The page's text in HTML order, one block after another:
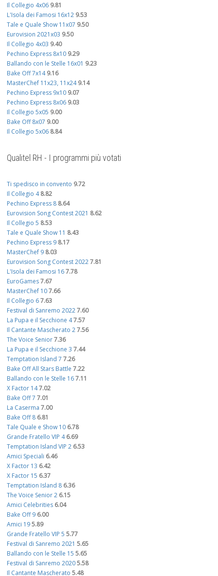
Il Collegio 4x06 9.81
L'Isola dei Famosi 16x12 9.53
Tale e Quale Show 11x07 9.50
Eurovision 2021x03 9.50
Il Collegio 4x03 9.40
Pechino Express 8x10 9.29
Ballando con le Stelle 16x01 9.23
Bake Off 7x14 9.16
MasterChef 11x23, 11x24 9.14
Pechino Express 9x10 9.07
Pechino Express 8x06 9.03
Il Collegio 5x05 9.00
Bake Off 8x07 9.00
Il Collegio 5x06 8.84
Qualitel RH - I programmi più votati
Ti spedisco in convento 9.72
Il Collegio 4 8.82
Pechino Express 8 8.64
Eurovision Song Contest 2021 8.62
Il Collegio 5 8.53
Tale e Quale Show 11 8.43
Pechino Express 9 8.17
MasterChef 9 8.03
Eurovision Song Contest 20227.81
L'Isola dei Famosi 167.78
EuroGames7.67
MasterChef 107.66
Il Collegio 67.63
Festival di Sanremo 20227.60
La Pupa e il Secchione 47.57
Il Cantante Mascherato 27.56
The Voice Senior7.36
La Pupa e il Secchione 3 7.44
Temptation Island 7 7.26
Bake Off All Stars Battle 7.22
Ballando con le Stelle 167.11
X Factor 147.02
Bake Off 7 7.01
La Caserma 7.00
Bake Off 8 6.81
Tale Quale e Show 10 6.78
Grande Fratello VIP 4 6.69
Temptation Island VIP 2 6.53
Amici Speciali 6.46
X Factor 13 6.42
X Factor 15 6.37
Temptation Island 8 6.36
The Voice Senior 2 6.15
Amici Celebrities 6.04
Bake Off 9 6.00
Amici 195.89
Grande Fratello VIP 5 5.77
Festival di Sanremo 2021 5.65
Ballando con le Stelle 15 5.65
Festival di Sanremo 20205.58
Il Cantante Mascherato 5.48